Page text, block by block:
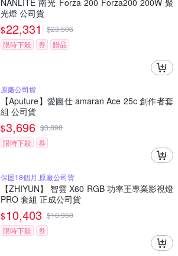
NANLITE 南光 Forza 200 Forza200 200W 聚
光燈 公司貨
$22,331 $23,506
限時下殺
券 贈品
原廠公司貨
【Aputure】愛圖仕 amaran Ace 25c 創作者套
組 公司貨
$3,696 $3,890
限時下殺
券
保固18個月,原廠公司貨
【ZHIYUN】 智雲 X60 RGB 功率王專業影視燈
PRO 套組 正成公司貨
$10,403 $10,950
限時下殺
券